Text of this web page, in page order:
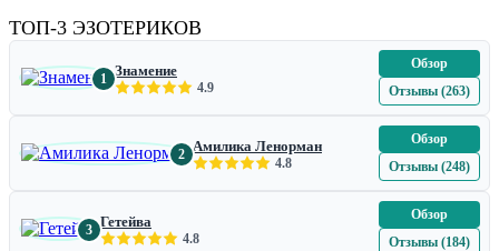
ТОП-3 ЭЗОТЕРИКОВ
1 Знамение
4.9
Обзор
Отзывы (263)
2 Амилика Ленорман
4.8
Обзор
Отзывы (248)
3 Гетейва
4.8
Обзор
Отзывы (184)